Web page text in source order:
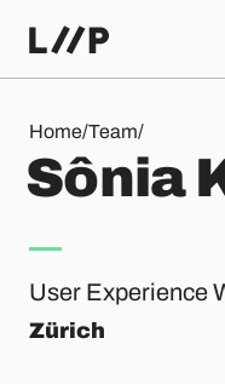
Home/Team/
Sônia Kewan
Sônia
User Experience
Zürich